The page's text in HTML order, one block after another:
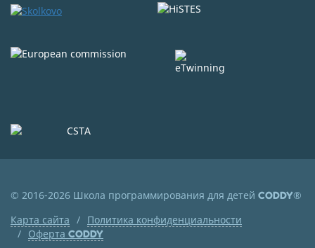
© 2016-2026 Школа программирования для детей CODDY®
Карта сайта
Политика конфиденциальности
Оферта CODDY